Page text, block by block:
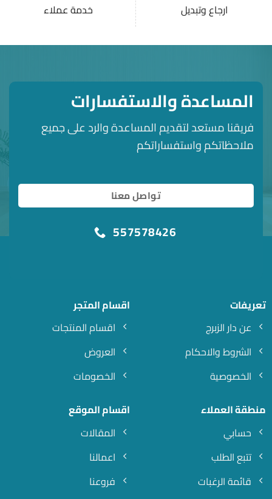
ارجاع وتبديل خدمة عملاء
المساعدة والاستفسارات
فريقنا مستعد لتقديم المساعدة والرد على جميع
ملاحظاتكم واستفساراتكم
تواصل معنا
557578426
تعريفات
عن دار الزبرج
الشروط والاحكام
الخصوصية
اقسام المتجر
اقسام المنتجات
العروض
الخصومات
منطقة العملاء
حسابي
تتبع الطلب
قائمة الرغبات
اقسام الموقع
المقالات
اعمالنا
فروعنا